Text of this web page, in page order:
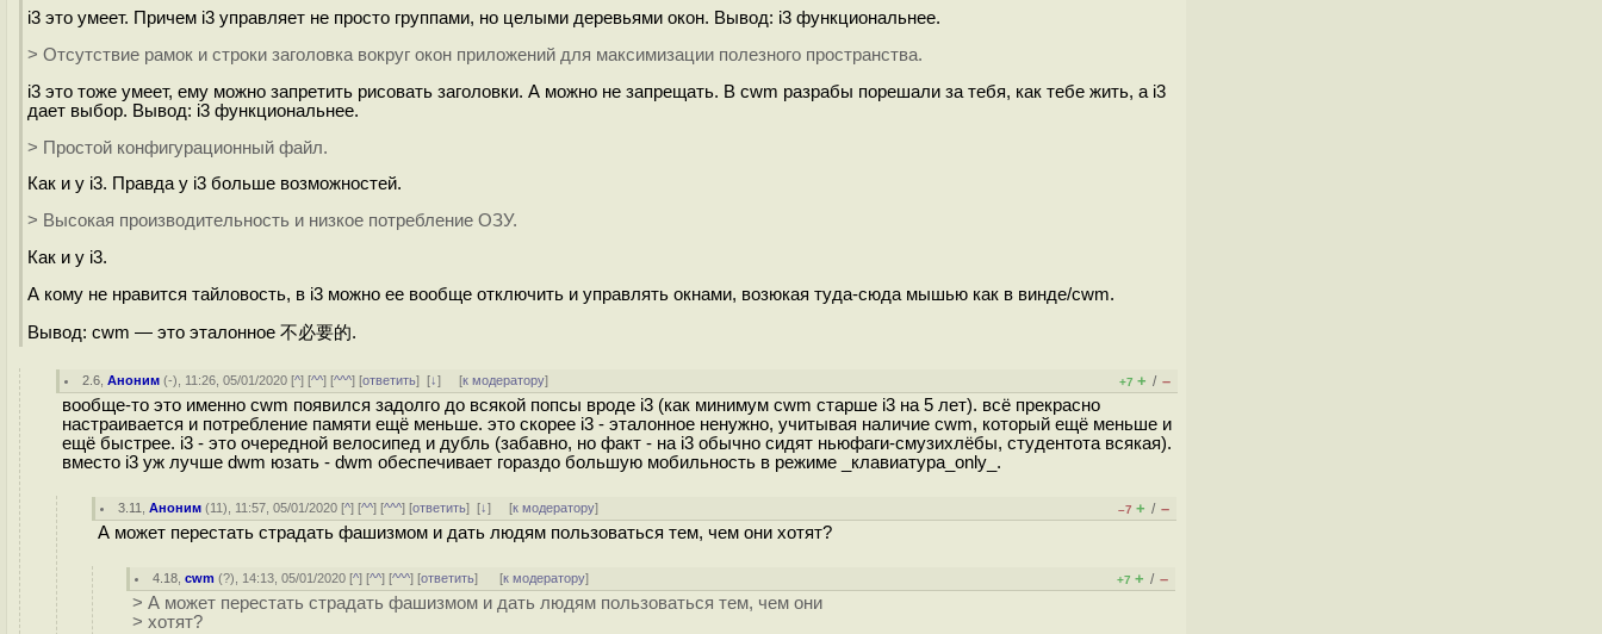
i3 это умеет. Причем i3 управляет не просто группами, но целыми деревьями окон. Вывод: i3 функциональнее.
> Отсутствие рамок и строки заголовка вокруг окон приложений для максимизации полезного пространства.
i3 это тоже умеет, ему можно запретить рисовать заголовки. А можно не запрещать. В cwm разрабы порешали за тебя, как тебе жить, а i3
дает выбор. Вывод: i3 функциональнее.
> Простой конфигурационный файл.
Как и у i3. Правда у i3 больше возможностей.
> Высокая производительность и низкое потребление ОЗУ.
Как и у i3.
А кому не нравится тайловость, в i3 можно ее вообще отключить и управлять окнами, возюкая туда-сюда мышью как в винде/cwm.
Вывод: cwm — это эталонное 不必要的.
2.6 ,Аноним (-), 11:26, 05/01/2020 [^] [^^] [^^^] [ответить][↓] [к модератору] +7 + / –
вообще-то это именно cwm появился задолго до всякой попсы вроде i3 (как минимум cwm старше i3 на 5 лет). всё прекрасно
настраивается и потребление памяти ещё меньше. это скорее i3 - эталонное ненужно, учитывая наличие cwm, который ещё меньше и
ещё быстрее. i3 - это очередной велосипед и дубль (забавно, но факт - на i3 обычно сидят ньюфаги-смузихлёбы, студентота всякая).
вместо i3 уж лучше dwm юзать - dwm обеспечивает гораздо большую мобильность в режиме _клавиатура_only_.
3.11 ,Аноним (11), 11:57, 05/01/2020 [^] [^^] [^^^] [ответить][↓] [к модератору] –7 + / –
А может перестать страдать фашизмом и дать людям пользоваться тем, чем они хотят?
4.18 ,cwm (?), 14:13, 05/01/2020 [^] [^^] [^^^] [ответить] [к модератору] +7 + / –
> А может перестать страдать фашизмом и дать людям пользоваться тем, чем они
> хотят?